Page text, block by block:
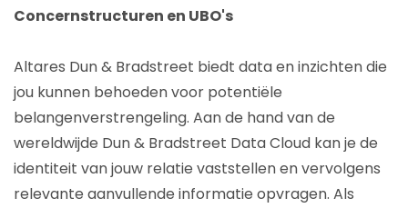
Concernstructuren en UBO's
Altares Dun & Bradstreet biedt data en inzichten die
jou kunnen behoeden voor potentiële
belangenverstrengeling. Aan de hand van de
wereldwijde Dun & Bradstreet Data Cloud kan je de
identiteit van jouw relatie vaststellen en vervolgens
relevante aanvullende informatie opvragen. Als